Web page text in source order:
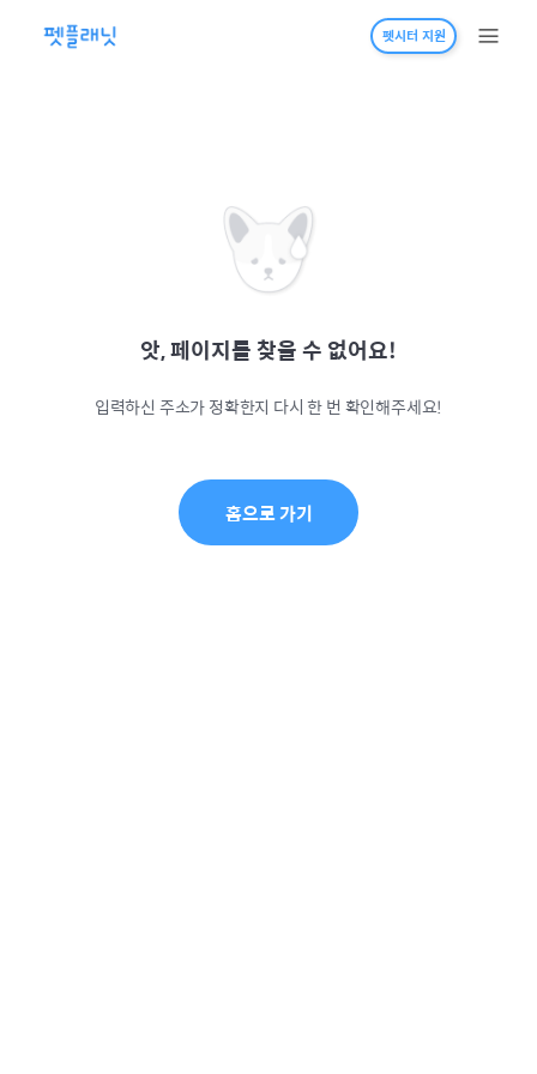
펫시터 지원
앗, 페이지를 찾을 수 없어요!
입력하신 주소가 정확한지 다시 한 번 확인해주세요!
홈으로 가기